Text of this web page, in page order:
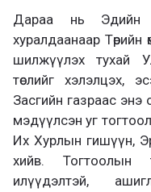
Дараа нь Эдийн
хуралдаанаар Төрийн
шилжүүлэх тухай
төслийг хэлэлцэх,
Засгийн газраас энэ
мэдүүлсэн уг
Их Хурлын гишүүн,
хийв. Тогтоолын
илүүдэлтэй,